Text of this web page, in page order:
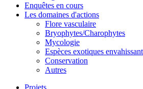
Enquêtes en cours
Les domaines d'actions
Flore vasculaire
Bryophytes/Charophytes
Mycologie
Espèces exotiques
Conservation
Autres
Projets